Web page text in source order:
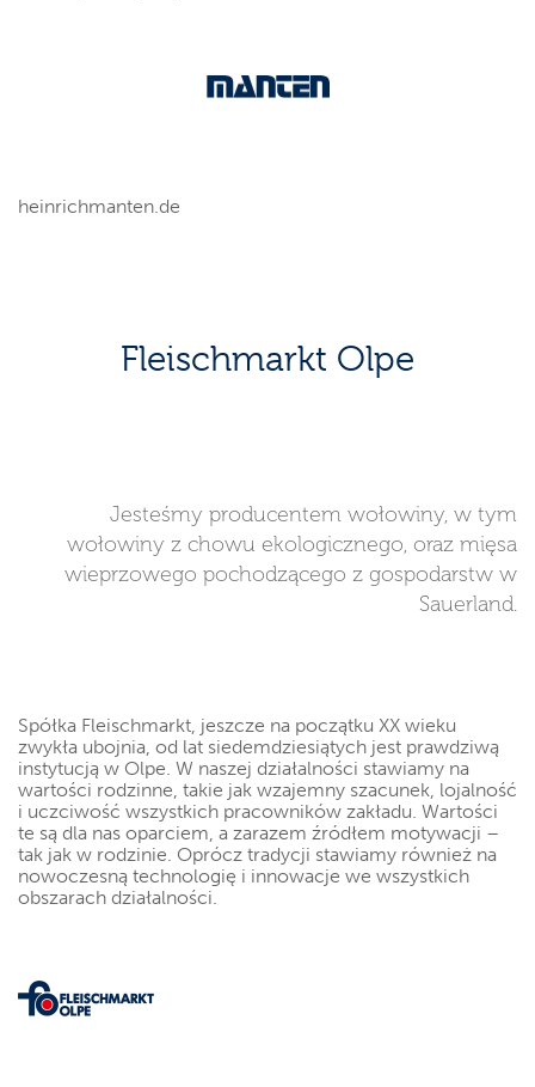
heinrichmanten.de
Fleischmarkt Olpe
Jesteśmy producentem wołowiny, w tym
wołowiny z chowu ekologicznego, oraz mięsa
wieprzowego pochodzącego z gospodarstw w
Sauerland.
Spółka Fleischmarkt, jeszcze na początku XX wieku
zwykła ubojnia, od lat siedemdziesiątych jest prawdziwą
instytucją w Olpe. W naszej działalności stawiamy na
wartości rodzinne, takie jak wzajemny szacunek, lojalność
i uczciwość wszystkich pracowników zakładu. Wartości
te są dla nas oparciem, a zarazem źródłem motywacji –
tak jak w rodzinie. Oprócz tradycji stawiamy również na
nowoczesną technologię i innowacje we wszystkich
obszarach działalności.